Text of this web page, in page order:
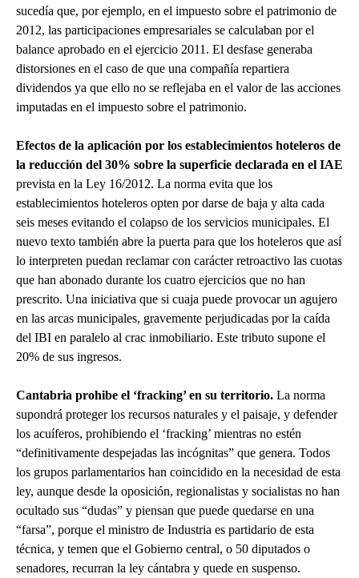
sucedía que, por ejemplo, en el impuesto sobre el patrimonio de
2012, las participaciones empresariales se calculaban por el
balance aprobado en el ejercicio 2011. El desfase generaba
distorsiones en el caso de que una compañía repartiera
dividendos ya que ello no se reflejaba en el valor de las acciones
imputadas en el impuesto sobre el patrimonio.
Efectos de la aplicación por los establecimientos hoteleros de
la reducción del 30% sobre la superficie declarada en el IAE
prevista en la Ley 16/2012. La norma evita que los
establecimientos hoteleros opten por darse de baja y alta cada
seis meses evitando el colapso de los servicios municipales. El
nuevo texto también abre la puerta para que los hoteleros que así
lo interpreten puedan reclamar con carácter retroactivo las cuotas
que han abonado durante los cuatro ejercicios que no han
prescrito. Una iniciativa que si cuaja puede provocar un agujero
en las arcas municipales, gravemente perjudicadas por la caída
del IBI en paralelo al crac inmobiliario. Este tributo supone el
20% de sus ingresos.
Cantabria prohibe el ‘fracking’ en su territorio. La norma
supondrá proteger los recursos naturales y el paisaje, y defender
los acuíferos, prohibiendo el ‘fracking’ mientras no estén
“definitivamente despejadas las incógnitas” que genera. Todos
los grupos parlamentarios han coincidido en la necesidad de esta
ley, aunque desde la oposición, regionalistas y socialistas no han
ocultado sus “dudas” y piensan que puede quedarse en una
“farsa”, porque el ministro de Industria es partidario de esta
técnica, y temen que el Gobierno central, o 50 diputados o
senadores, recurran la ley cántabra y quede en suspenso.